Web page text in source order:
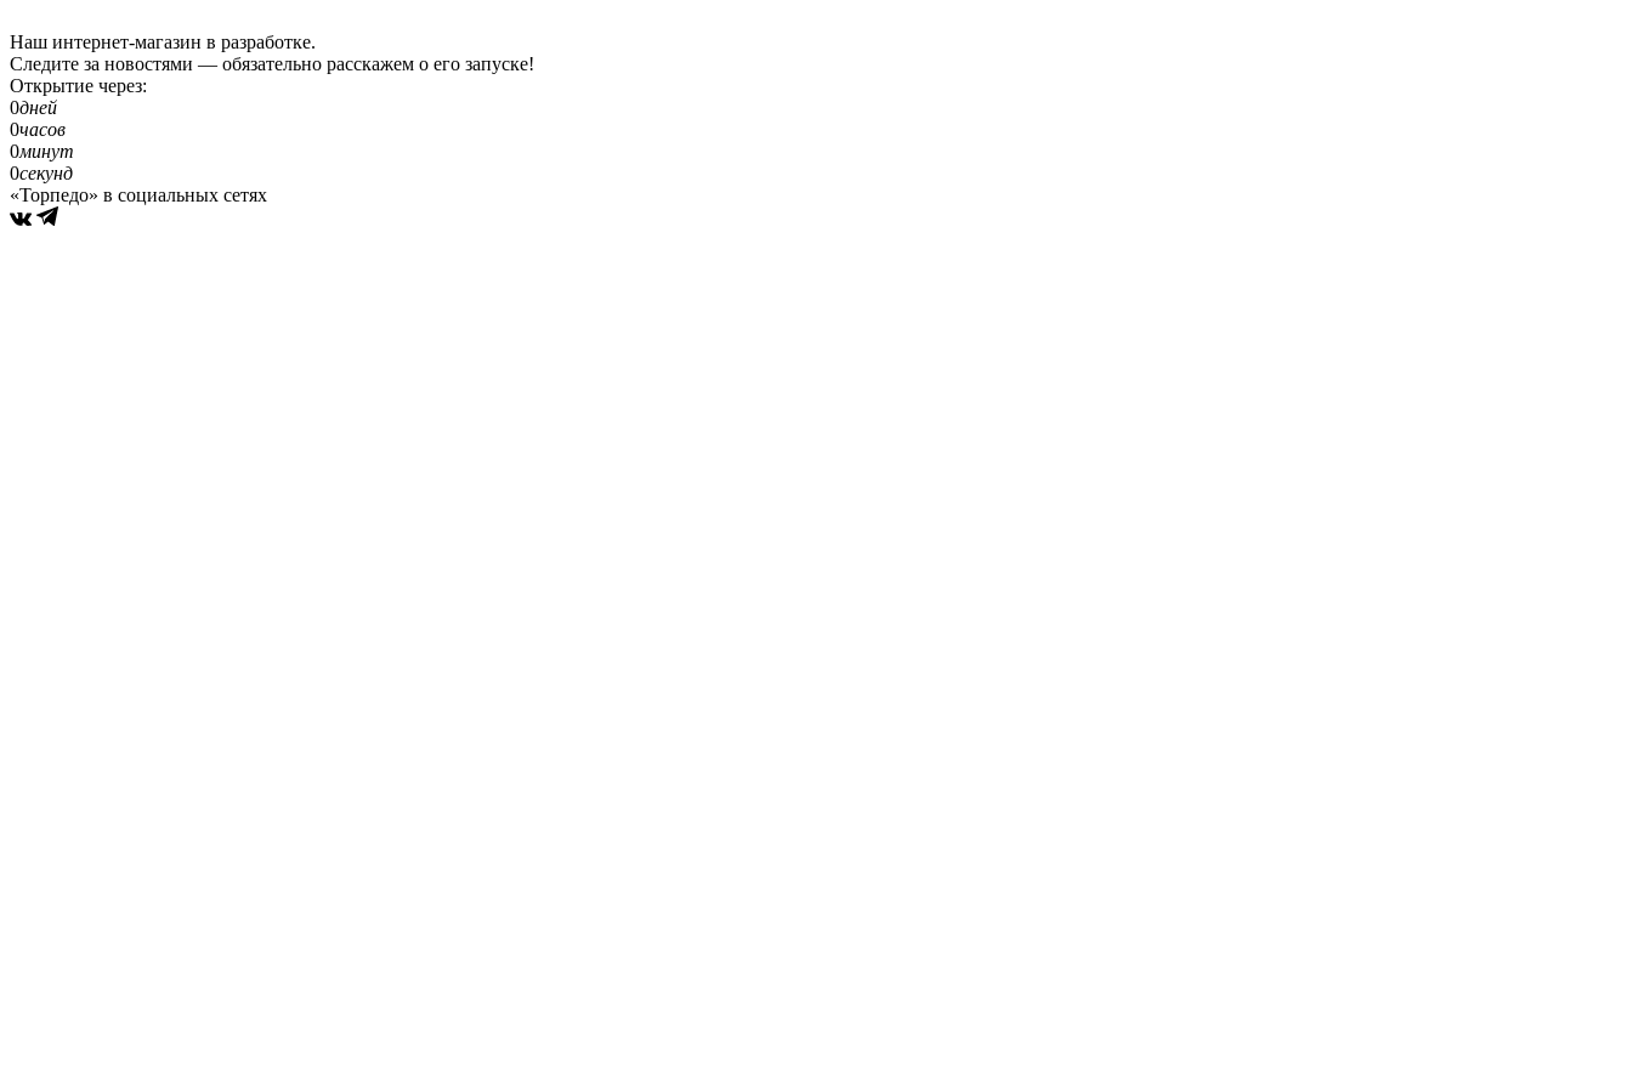
Наш интернет-магазин в разработке.
Следите за новостями — обязательно расскажем о его запуске!
Открытие через:
0дней
0часов
0минут
0секунд
«Торпедо» в социальных сетях